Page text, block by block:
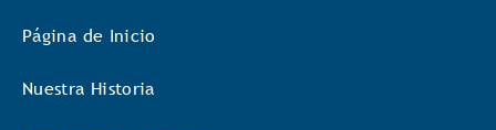
Página de Inicio
Nuestra Historia